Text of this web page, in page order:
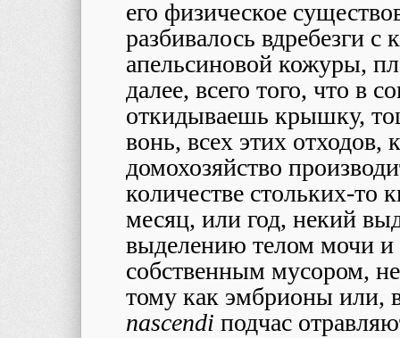
его физическое
разбивалось вдребезги
апельсиновой кожуры,
далее, всего того, что в
откидываешь крышку,
вонь, всех этих отходов,
домохозяйство
количестве стольких-то
месяц, или год, некий
выделению телом мочи и
собственным мусором,
тому как эмбрионы или,
nascendi подчас